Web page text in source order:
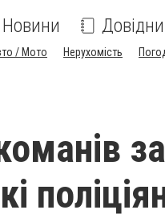
Новини
/ Мото Нерухомість